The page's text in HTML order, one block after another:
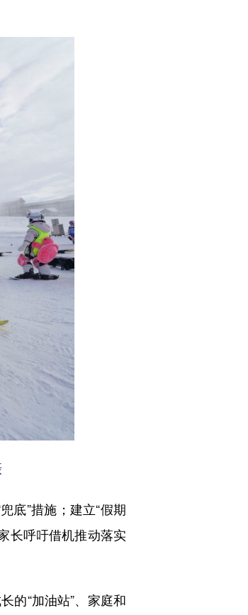
底”措施；建立“假期
长呼吁借机推动落实
的“加油站”、家庭和